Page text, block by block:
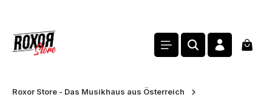
Roxor Store - Das Musikhaus aus Österreich